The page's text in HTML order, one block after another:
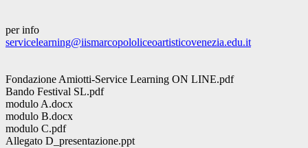
per info
servicelearning@iismarcopololiceoartisticovenezia.edu.it
Fondazione Amiotti-Service Learning ON LINE.pdf
Bando Festival SL.pdf
modulo A.docx
modulo B.docx
modulo C.pdf
Allegato D_presentazione.ppt